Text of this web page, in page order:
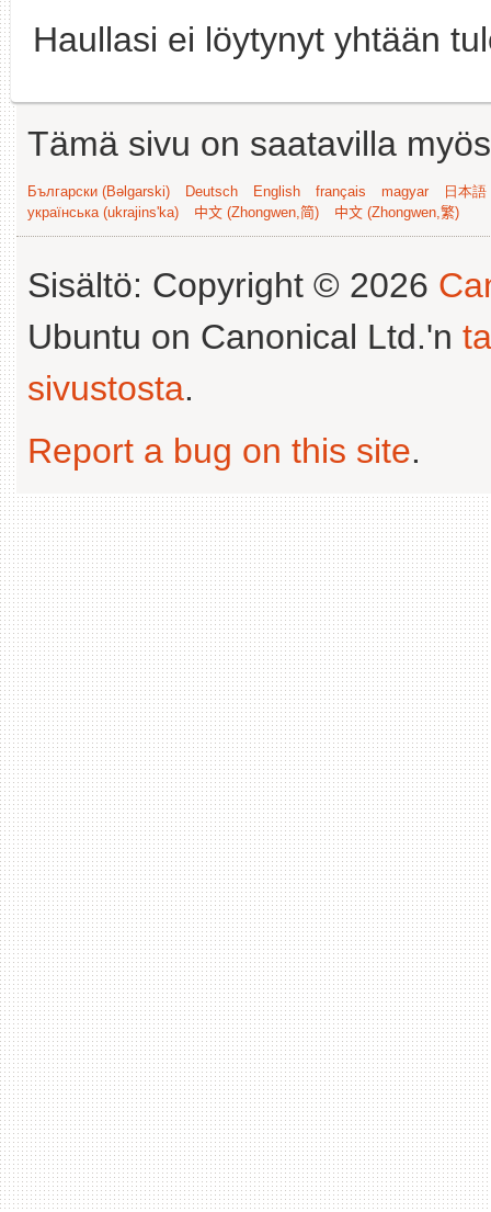
Haullasi ei löytynyt yhtään
Tämä sivu on saatavilla
Български (Bəlgarski) Deutsch English français magyar
日本
українська (ukrajins'ka)
中文 (Zhongwen,简) 中文 (Zhongwen,繁)
Sisältö: Copyright © 2026
Ubuntu on Canonical Ltd.'n
sivustosta.
Report a bug on this site.